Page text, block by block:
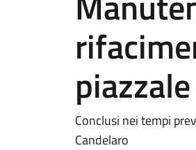
Conclusi nei tempi
Candelaro